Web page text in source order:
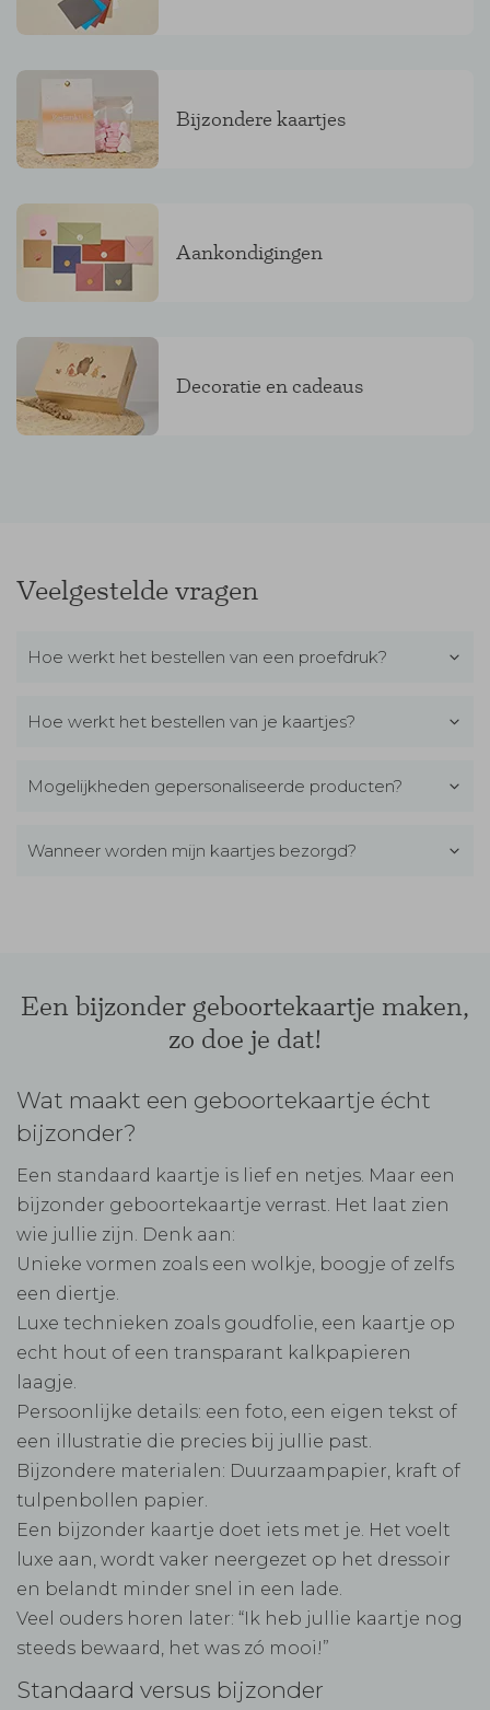
Bijzondere kaartjes
Aankondigingen
Decoratie en cadeaus
Veelgestelde vragen
Hoe werkt het bestellen van een proefdruk?
Hoe werkt het bestellen van je kaartjes?
Mogelijkheden gepersonaliseerde producten?
Wanneer worden mijn kaartjes bezorgd?
Een bijzonder geboortekaartje maken,
zo doe je dat!
Wat maakt een geboortekaartje écht
bijzonder?
Een standaard kaartje is lief en netjes. Maar een
bijzonder geboortekaartje verrast. Het laat zien
wie jullie zijn. Denk aan:
Unieke vormen zoals een wolkje, boogje of zelfs
een diertje.
Luxe technieken zoals goudfolie, een kaartje op
echt hout of een transparant kalkpapieren
laagje.
Persoonlijke details: een foto, een eigen tekst of
een illustratie die precies bij jullie past.
Bijzondere materialen: Duurzaampapier, kraft of
tulpenbollen papier.
Een bijzonder kaartje doet iets met je. Het voelt
luxe aan, wordt vaker neergezet op het dressoir
en belandt minder snel in een lade.
Veel ouders horen later: “Ik heb jullie kaartje nog
steeds bewaard, het was zó mooi!”
Standaard versus bijzonder